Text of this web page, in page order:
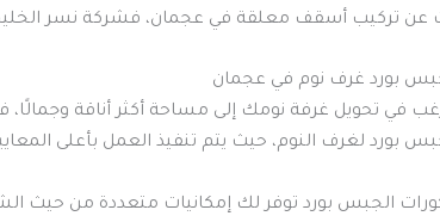
تركيب أسقف معلقة في عجمان، فشركة نسر الخليج
بورد غرف نوم في عجمان
في تحويل غرفة نومك إلى مساحة أكثر أناقة
بورد لغرف النوم، حيث يتم تنفيذ العمل بأعلى
الجبس بورد توفر لك إمكانيات متعددة من حيث